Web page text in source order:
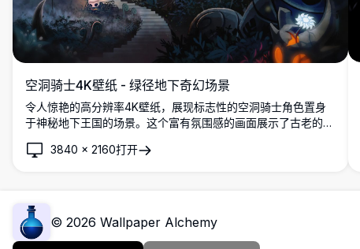
空洞骑士4K壁纸 - 绿径地下奇幻场景
令人惊艳的高分辨率4K壁纸，展现标志性的空洞骑士角色置身
于神秘地下王国的场景。这个富有氛围感的画面展示了古老的石
立游戏和黑暗奇幻美学爱好者来说，这款高品质桌面背景完美捕
3840 × 2160打开
© 2026 Wallpaper Alchemy